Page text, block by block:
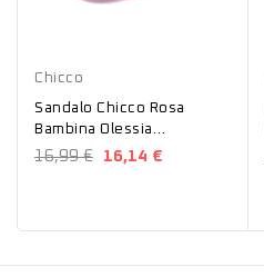
Chicco
Sandalo Chicco Rosa
Bambina Olessia
01106701000000
16,99 € 16,14 €